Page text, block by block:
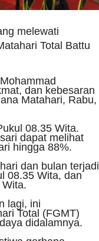
melewati
Total Battu
dan kebesaran
Matahari, Rabu,
08.35 Wita.
dapat melihat
hingga 88%.
dan bulan terjadi
08.35 Wita, dan
lagi, ini
Total (FGMT)
didalamnya.